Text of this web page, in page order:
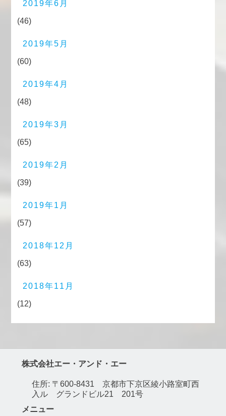
2019年6月
(46)
2019年5月
(60)
2019年4月
(48)
2019年3月
(65)
2019年2月
(39)
2019年1月
(57)
2018年12月
(63)
2018年11月
(12)
株式会社エー・アンド・エー
住所: 〒600-8431 京都市下京区綾小路室町西
入ル グランドビル21 201号
メニュー